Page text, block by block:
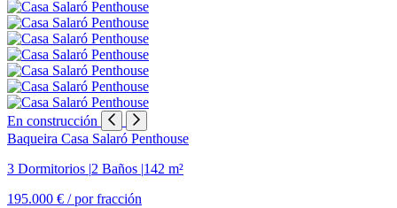
En construcción
Baqueira Casa Salaró Penthouse
3 Dormitorios |2 Baños |142 m²
195.000 € /por fracción